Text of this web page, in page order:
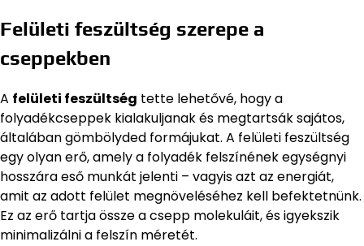
Felületi feszültség szerepe a
cseppekben
A felületi feszültség tette lehetővé, hogy a
folyadékcseppek kialakuljanak és megtartsák sajátos,
általában gömbölyded formájukat. A felületi feszültség
egy olyan erő, amely a folyadék felszínének egységnyi
hosszára eső munkát jelenti – vagyis azt az energiát,
amit az adott felület megnöveléséhez kell befektetnünk.
Ez az erő tartja össze a csepp molekuláit, és igyekszik
minimalizálni a felszín méretét.